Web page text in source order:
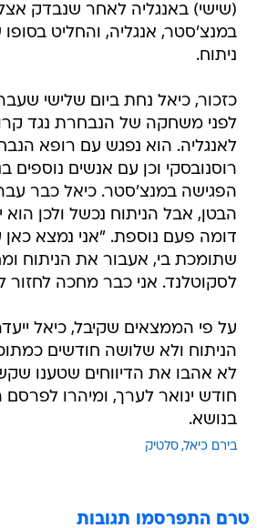
(שישי) באנגליה לאחר שנבדק
במנצ'סטר, אנגליה, והחליט
ניתוח.
כזכור, כיאל נחת ביום שלישי
לפני משחקה של הנבחרת נגד
לאנגליה. הוא נפגש עם רופא
רוסנובסקי וכן עם אנשים
הפגישה במנצ'סטר. כיאל כבר עבר
הבטן, אבל הניתוח נכשל ולכן הוא
דומה פעם נוספת. "אני נמצא
שתומכת בי, אעבור את הניתוח
לסקוטלנד. אני כבר מחכה לחזור
על פי הממצאים שקיבל, כיאל
הניתוח ולא שלושה חודשים
לא אהבו את הדיווחים שטענו
חודש ינואר לערך, ומיהרו
בנושא.
בירם כיאל סלטיק
טרם התפרסמו תגובות